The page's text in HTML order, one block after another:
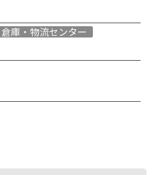
倉庫・物流センター